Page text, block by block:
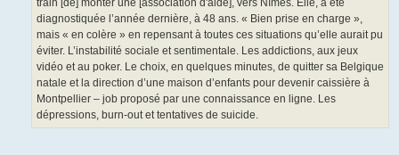
train [de] monter une [association d'aide], vers Nîmes. Elle, a été
diagnostiquée l’année dernière, à 48 ans. « Bien prise en charge »,
mais « en colère » en repensant à toutes ces situations qu’elle aurait pu
éviter. L’instabilité sociale et sentimentale. Les addictions, aux jeux
vidéo et au poker. Le choix, en quelques minutes, de quitter sa Belgique
natale et la direction d’une maison d’enfants pour devenir caissière à
Montpellier – job proposé par une connaissance en ligne. Les
dépressions, burn-out et tentatives de suicide.